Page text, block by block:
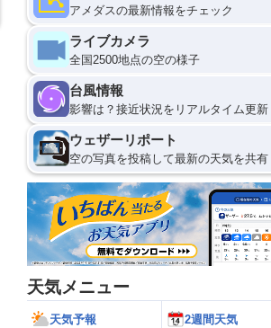
アメダスの最新情報をチェック
ライブカメラ
全国2500地点の空の様子
台風情報
影響は？接近状況をリアルタイム更新
ウェザーリポート
空の写真を投稿して最新の天気を共有
天気メニュー
天気予報 2週間天気